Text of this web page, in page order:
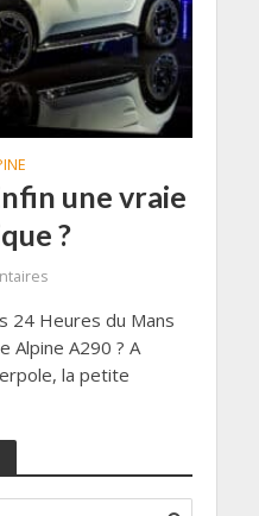
une vraie
?
24 Heures du Mans
Alpine A290 ? A
la petite